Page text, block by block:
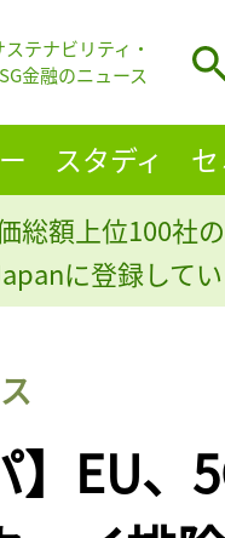
ステナビリティ・
金融のニュース
スタディ
総額上位100社
に登録して
】EU